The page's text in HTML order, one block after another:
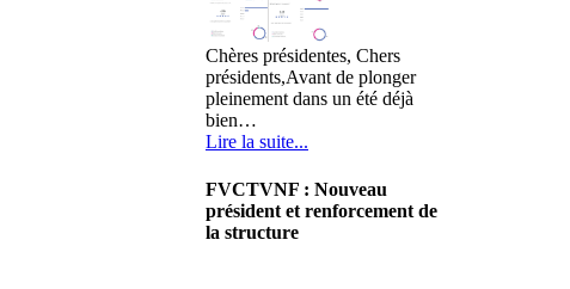
Chères présidentes, Chers
présidents,Avant de plonger
pleinement dans un été déjà
bien…
Lire la suite...
FVCTVNF : Nouveau
président et renforcement de
la structure